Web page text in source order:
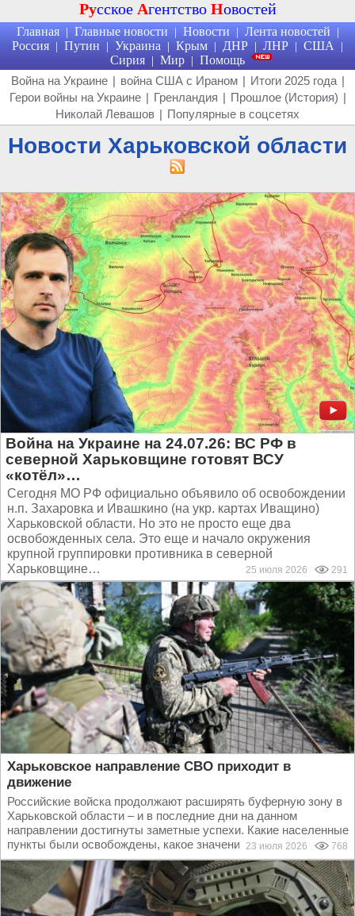
Русское Агентство Новостей
Главная | Главные новости | Новости | Лента новостей |
Россия | Путин | Украина | Крым | ДНР | ЛНР | США |
Сирия | Мир | Помощь
Война на Украине | война США с Ираном | Итоги 2025 года |
Герои войны на Украине | Гренландия | Прошлое (История) |
Николай Левашов | Популярные в соцсетях
Новости Харьковской области
Война на Украине на 24.07.26: ВС РФ в
северной Харьковщине готовят ВСУ
«котёл»…
Сегодня МО РФ официально объявило об освобождении
н.п. Захаровка и Ивашкино (на укр. картах Иващино)
Харьковской области. Но это не просто еще два
освобожденных села. Это еще и начало окружения
крупной группировки противника в северной
Харьковщине…
25 июля 2026 291
Харьковское направление СВО приходит в
движение
Российские войска продолжают расширять буферную зону в
Харьковской области – и в последние дни на данном
направлении достигнуты заметные успехи. Какие населенные
пункты были освобождены, какое значение это...23 июля 2026 768